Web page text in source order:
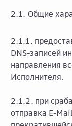
2.1. Общие
2.1.1.
DNS-записей
направления
Исполнителя.
2.1.2. при
отправка E-